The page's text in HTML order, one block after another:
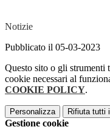
Notizie
Pubblicato il 05-03-2023
Questo sito o gli strumenti
cookie necessari al
COOKIE POLICY.
Personalizza Rifiuta tutti
Gestione cookie